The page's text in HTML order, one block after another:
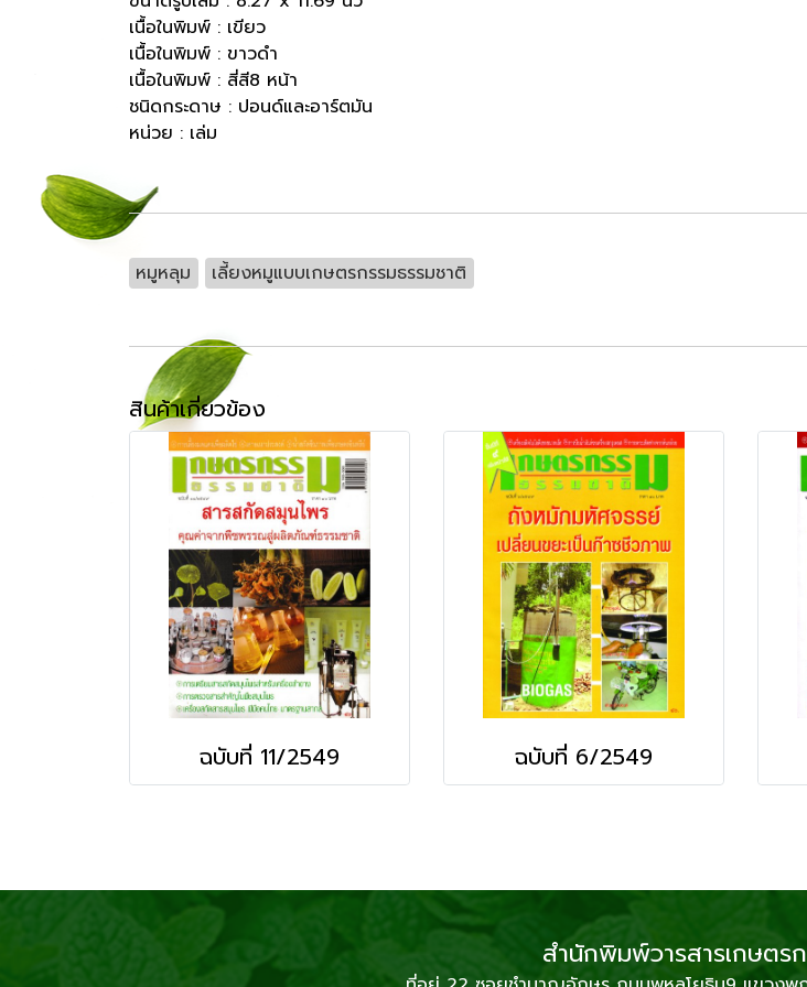
เนื้อในพิมพ์ : เขียว
เนื้อในพิมพ์ : ขาวดำ
เนื้อในพิมพ์ : สี่สี8 หน้า
ชนิดกระดาษ : ปอนด์และอาร์ตมัน
หน่วย : เล่ม
หมูหลุม เลี้ยงหมูแบบเกษตรกรรมธรรมชาติ
สินค้าเกี่ยวข้อง
ฉบับที่ 11/2549 ฉบับที่ 6/2549
สำนักพิมพ์วารสารเกษตร